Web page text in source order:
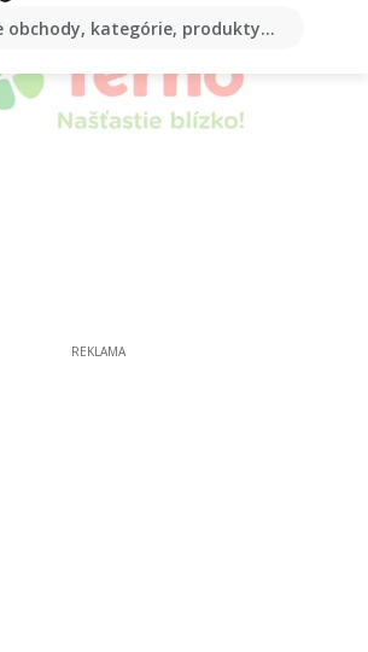
obchody, kategórie, produkty...
REKLAMA